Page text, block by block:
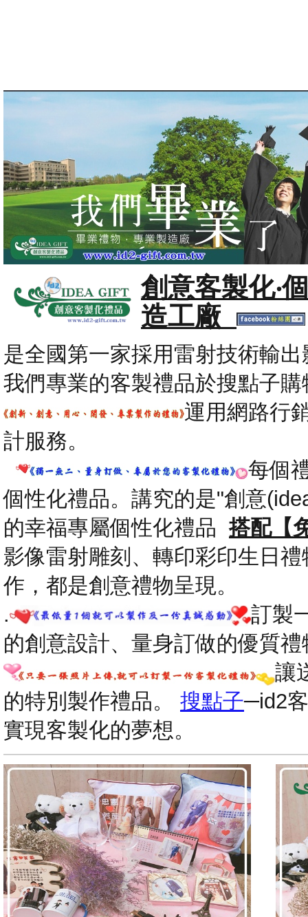
創意客製化‧
造工廠
是全國第一家採用雷射技術輸
我們專業的客製禮品於搜點子
運用網路行
計服務。
每個
個性化禮品。講究的是"創意
的幸福專屬個性化禮品搭配【
影像雷射雕刻、轉印彩印生日禮
作，都是創意禮物呈現。
.
訂製
的創意設計、量身訂做的優質禮
讓
的特別製作禮品。 搜點子─id2
實現客製化的夢想。